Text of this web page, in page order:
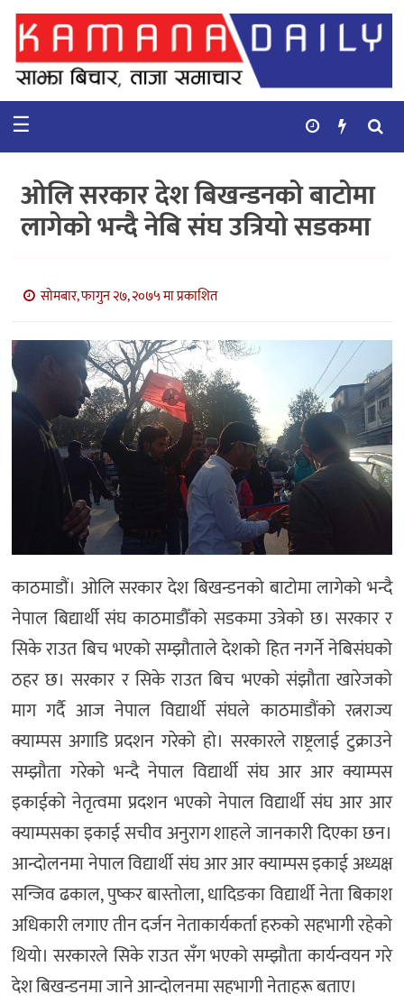
गृहपृष्ठ
समाचार
कुटनिती
कुराकानी
बाणिज्य
भिडियो
सिफारिस
☰
ओलि सरकार देश बिखन्डनको बाटोमा
लागेको भन्दै नेबि संघ उत्रियो सडकमा
सोमबार, फागुन २७, २०७५ मा प्रकाशित
काठमाडौं। ओलि सरकार देश बिखन्डनको बाटोमा लागेको भन्दै
नेपाल बिद्यार्थी संघ काठमाडौँको सडकमा उत्रेको छ। सरकार र
सिके राउत बिच भएको सम्झौताले देशको हित नगर्ने नेबिसंघको
ठहर छ। सरकार र सिके राउत बिच भएको संझौता खारेजको
माग गर्दै आज नेपाल विद्यार्थी संघले काठमाडौंको रत्नराज्य
क्याम्पस अगाडि प्रदशन गरेको हो। सरकारले राष्ट्रलाई टुक्राउने
सम्झौता गरेको भन्दै नेपाल विद्यार्थी संघ आर आर क्याम्पस
इकाईको नेतृत्वमा प्रदशन भएको नेपाल विद्यार्थी संघ आर आर
क्याम्पसका इकाई सचीव अनुराग शाहले जानकारी दिएका छन।
आन्दोलनमा नेपाल विद्यार्थी संघ आर आर क्याम्पस इकाई अध्यक्ष
सन्जिव ढकाल, पुष्कर बास्तोला, धादिङका विद्यार्थी नेता बिकाश
अधिकारी लगाए तीन दर्जन नेताकार्यकर्ता हरुको सहभागी रहेको
थियो। सरकारले सिके राउत सँग भएको सम्झौता कार्यन्वयन गरे
देश बिखन्डनमा जाने आन्दोलनमा सहभागी नेताहरू बताए।